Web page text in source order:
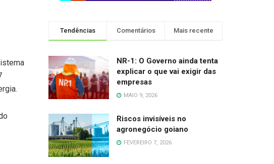
Tendências Comentários Mais recente
NR-1: O Governo ainda tenta
explicar o que vai exigir das
empresas
MAIO 9, 2026
Riscos invisíveis no
agronegócio goiano
FEVEREIRO 7, 2026